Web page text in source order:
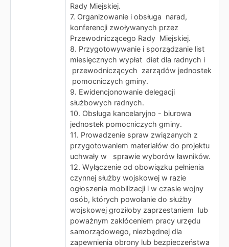
Rady Miejskiej.
7. Organizowanie i obsługa narad,
konferencji zwoływanych przez
Przewodniczącego Rady Miejskiej.
8. Przygotowywanie i sporządzanie list
miesięcznych wypłat diet dla radnych i
przewodniczących zarządów jednostek
pomocniczych gminy.
9. Ewidencjonowanie delegacji
służbowych radnych.
10. Obsługa kancelaryjno - biurowa
jednostek pomocniczych gminy.
11. Prowadzenie spraw związanych z
przygotowaniem materiałów do projektu
uchwały w sprawie wyborów ławników.
12. Wyłączenie od obowiązku pełnienia
czynnej służby wojskowej w razie
ogłoszenia mobilizacji i w czasie wojny
osób, których powołanie do służby
wojskowej groziłoby zaprzestaniem lub
poważnym zakłóceniem pracy urzędu
samorządowego, niezbędnej dla
zapewnienia obrony lub bezpieczeństwa